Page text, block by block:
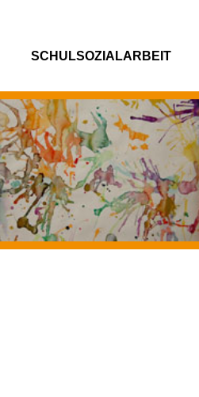
SCHULSOZIALARBEIT